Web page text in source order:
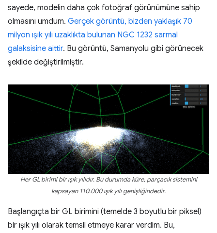
sayede, modelin daha çok fotoğraf görünümüne sahip
olmasını umdum. Gerçek görüntü, bizden yaklaşık 70
milyon ışık yılı uzaklıkta bulunan NGC 1232 sarmal
galaksisine aittir. Bu görüntü, Samanyolu gibi görünecek
şekilde değiştirilmiştir.
Her GL birimi bir ışık yılıdır. Bu durumda küre, parçacık sistemini
kapsayan 110.000 ışık yılı genişliğindedir.
Başlangıçta bir GL birimini (temelde 3 boyutlu bir piksel)
bir ışık yılı olarak temsil etmeye karar verdim. Bu,